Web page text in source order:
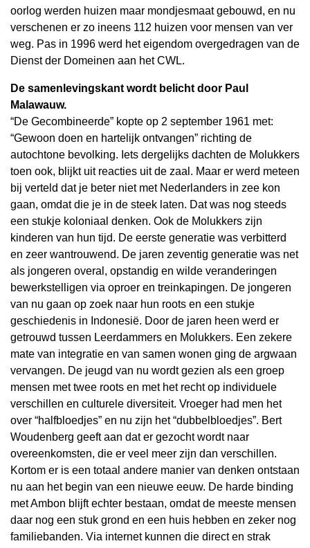
oorlog werden huizen maar mondjesmaat gebouwd, en nu
verschenen er zo ineens 112 huizen voor mensen van ver
weg. Pas in 1996 werd het eigendom overgedragen van de
Dienst der Domeinen aan het CWL.
De samenlevingskant wordt belicht door Paul
Malawauw.
“De Gecombineerde” kopte op 2 september 1961 met:
“Gewoon doen en hartelijk ontvangen” richting de
autochtone bevolking. Iets dergelijks dachten de Molukkers
toen ook, blijkt uit reacties uit de zaal. Maar er werd meteen
bij verteld dat je beter niet met Nederlanders in zee kon
gaan, omdat die je in de steek laten. Dat was nog steeds
een stukje koloniaal denken. Ook de Molukkers zijn
kinderen van hun tijd. De eerste generatie was verbitterd
en zeer wantrouwend. De jaren zeventig generatie was net
als jongeren overal, opstandig en wilde veranderingen
bewerkstelligen via oproer en treinkapingen. De jongeren
van nu gaan op zoek naar hun roots en een stukje
geschiedenis in Indonesië. Door de jaren heen werd er
getrouwd tussen Leerdammers en Molukkers. Een zekere
mate van integratie en van samen wonen ging de argwaan
vervangen. De jeugd van nu wordt gezien als een groep
mensen met twee roots en met het recht op individuele
verschillen en culturele diversiteit. Vroeger had men het
over “halfbloedjes” en nu zijn het “dubbelbloedjes”. Bert
Woudenberg geeft aan dat er gezocht wordt naar
overeenkomsten, die er veel meer zijn dan verschillen.
Kortom er is een totaal andere manier van denken ontstaan
nu aan het begin van een nieuwe eeuw. De harde binding
met Ambon blijft echter bestaan, omdat de meeste mensen
daar nog een stuk grond en een huis hebben en zeker nog
familiebanden. Via internet kunnen die direct en strak